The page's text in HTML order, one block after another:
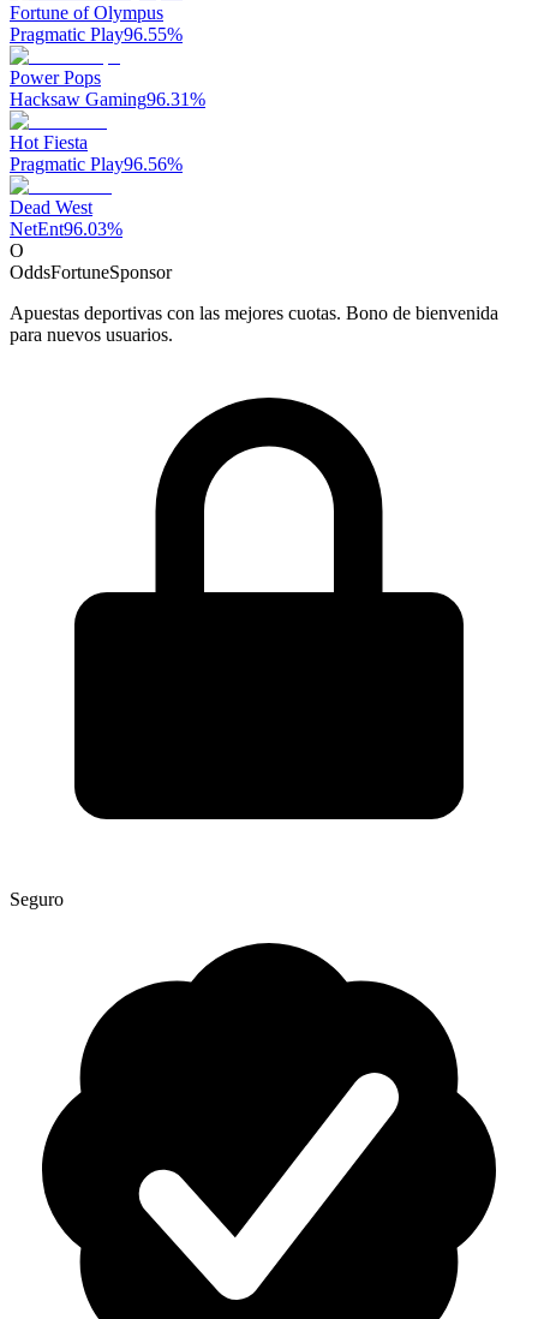
Fortune of Olympus
Pragmatic Play96.55%
Power Pops
Hacksaw Gaming96.31%
Hot Fiesta
Pragmatic Play96.56%
Dead West
NetEnt96.03%
O
OddsFortuneSponsor
Apuestas deportivas con las mejores cuotas. Bono de bienvenida
para nuevos usuarios.
Seguro